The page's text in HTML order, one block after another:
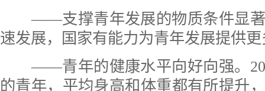
——支撑青年发展的物质条件显著
速发展，国家有能力为青年发展提供
——青年的健康水平向好向强。20
的青年，平均身高和体重都有所提升